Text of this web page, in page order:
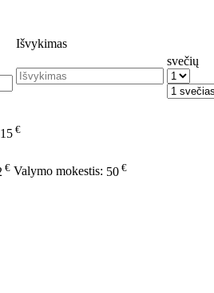
Išvykimas
svečių
15 €
€ Valymo mokestis: 50 €